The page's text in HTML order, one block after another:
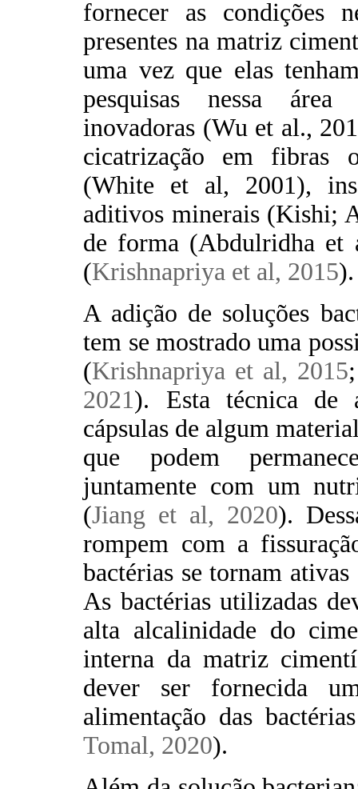
fornecer as condições
presentes na matriz
uma vez que elas
pesquisas nessa área
inovadoras (Wu et al.,
cicatrização em fibras
(White et al, 2001),
aditivos minerais (Kishi;
de forma (Abdulridha et
(Krishnapriya et al, 2015).
A adição de soluções
tem se mostrado uma
(Krishnapriya et al, 2015
2021). Esta técnica de
cápsulas de algum
que podem
juntamente com um
(Jiang et al, 2020).
rompem com a
bactérias se tornam
As bactérias utilizadas
alta alcalinidade do
interna da matriz
dever ser fornecida
alimentação das
Tomal, 2020).